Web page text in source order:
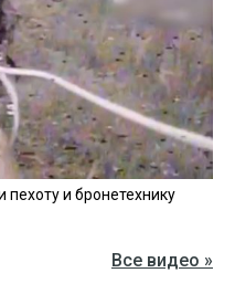
и бронетехнику
Все видео »